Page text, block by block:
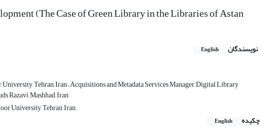
(The Case of Green Library in the Libraries of Astan
نویسندگان English
Tehran, Iran – Acquisitions and Metadata Services Manager, Digital Library
Razavi, Mashhad, Iran
University, Tehran, Iran.
چکیده
English